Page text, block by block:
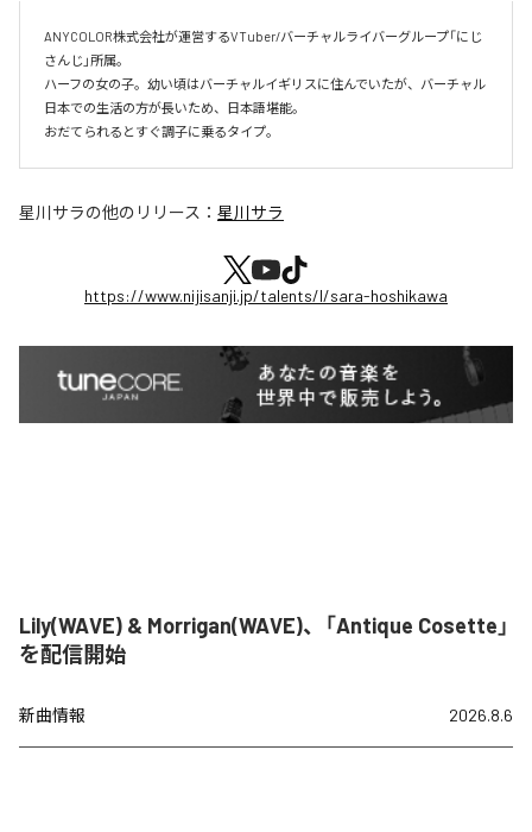
ANYCOLOR株式会社が運営するVTuber/バーチャルライバーグループ「にじ
さんじ」所属。
ハーフの女の子。幼い頃はバーチャルイギリスに住んでいたが、バーチャル
日本での生活の方が長いため、日本語堪能。
おだてられるとすぐ調子に乗るタイプ。
星川サラの他のリリース： 星川サラ
https://www.nijisanji.jp/talents/l/sara-hoshikawa
Lily(WAVE) & Morrigan(WAVE)、「Antique Cosette」
を配信開始
新曲情報 2026.8.6